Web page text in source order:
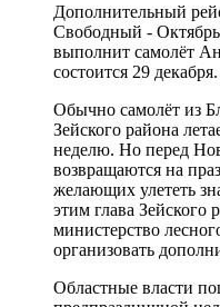
Дополнительный
Свободный -
выполнит самолёт
состоится 29 декабря.
Обычно самолёт из
Зейского района
неделю. Но перед
возвращаются на
желающих улететь
этим глава Зейского
министерство
организовать
Областные власти